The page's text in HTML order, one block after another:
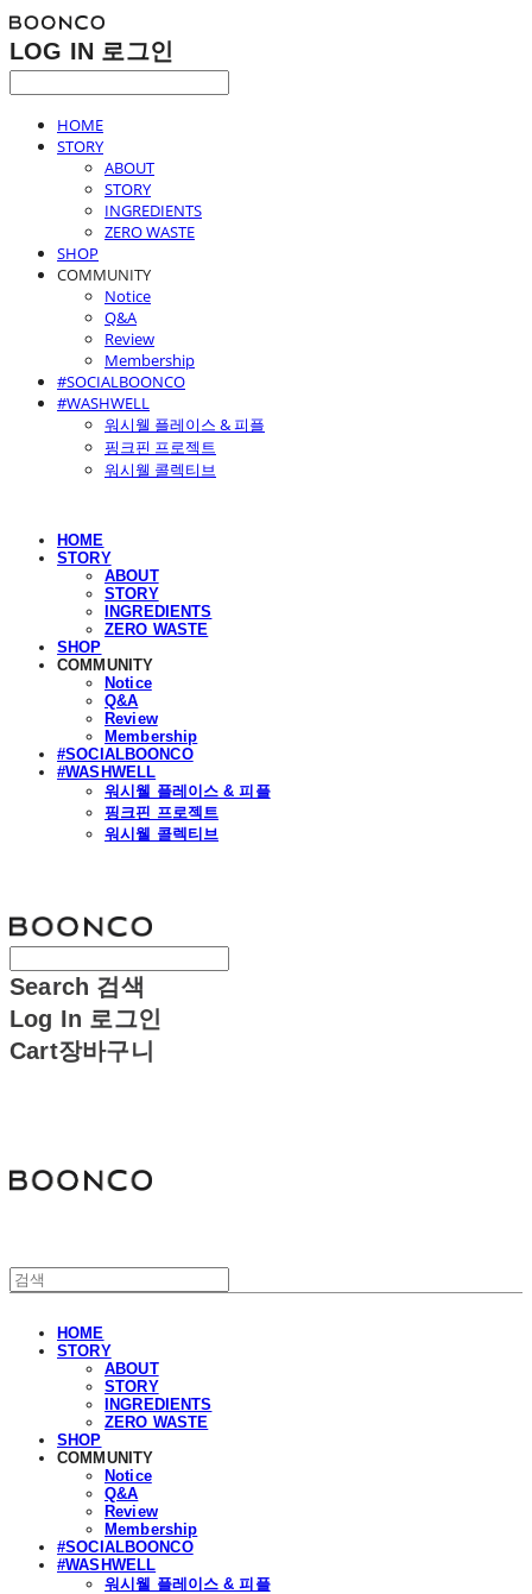
LOG IN 로그인
HOME
STORY
ABOUT
STORY
INGREDIENTS
ZERO WASTE
SHOP
COMMUNITY
Notice
Q&A
Review
Membership
#SOCIALBOONCO
#WASHWELL
워시웰 플레이스 & 피플
핑크핀 프로젝트
워시웰 콜렉티브
HOME
STORY
ABOUT
STORY
INGREDIENTS
ZERO WASTE
SHOP
COMMUNITY
Notice
Q&A
Review
Membership
#SOCIALBOONCO
#WASHWELL
워시웰 플레이스 & 피플
핑크핀 프로젝트
워시웰 콜렉티브
Search 검색
Log In 로그인
Cart장바구니
HOME
STORY
ABOUT
STORY
INGREDIENTS
ZERO WASTE
SHOP
COMMUNITY
Notice
Q&A
Review
Membership
#SOCIALBOONCO
#WASHWELL
워시웰 플레이스 & 피플